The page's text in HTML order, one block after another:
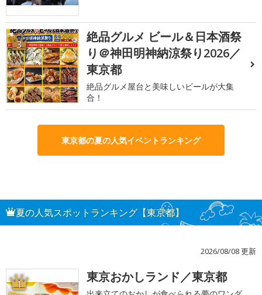
3
絶品グルメ ビール＆日本酒祭
り＠神田明神納涼祭り2026／
東京都
絶品グルメ屋台と美味しいビールが大集
合！
東京都の夏の人気イベントランキング
夏の人気スポットランキング【東京都】
2026/08/08 更新
1 東京おかしランド／東京都